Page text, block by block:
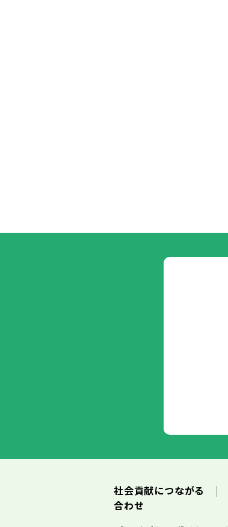
社会貢献につながる
合わせ